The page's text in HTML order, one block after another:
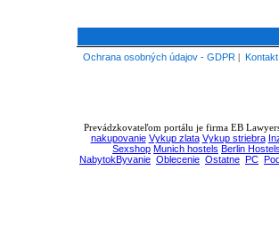
Ochrana osobných údajov - GDPR | Kontakt
Prevádzkovateľom portálu je firma EB
nakupovanie Vykup zlata Vykup striebra
Sexshop Munich hostels Berlin Hostels
NabytokByvanie Oblecenie Ostatne PC